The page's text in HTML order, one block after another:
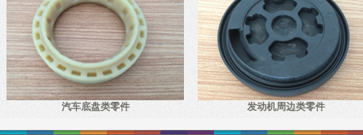
汽车底盘类零件 发动机周边类零件